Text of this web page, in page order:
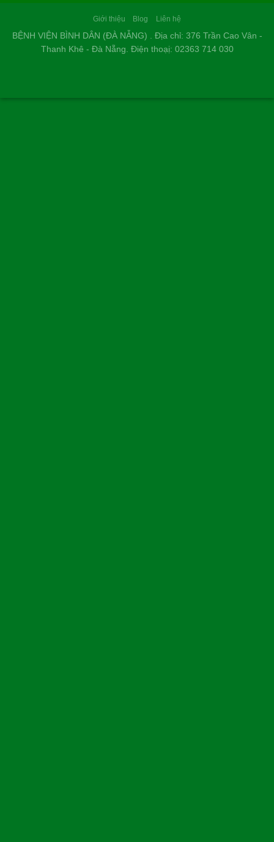
Giới thiệu Blog Liên hệ
BỆNH VIỆN BÌNH DÂN (ĐÀ NẴNG) . Địa chỉ: 376 Trần Cao Vân -
Thanh Khê - Đà Nẵng. Điện thoạị: 02363 714 030